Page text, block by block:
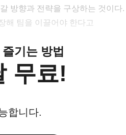
방향과 전략을 구상하는 것이다.
해 팀을 이끌어야 한다고
기는 방법
무료!
합니다.